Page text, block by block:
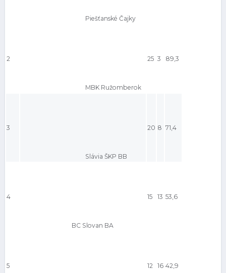
Piešťanské Čajky
2
MBK Ružomberok
25 3 89,3
3
Slávia ŠKP BB
20 8 71,4
4
BC Slovan BA
15 13 53,6
5 12 16 42,9